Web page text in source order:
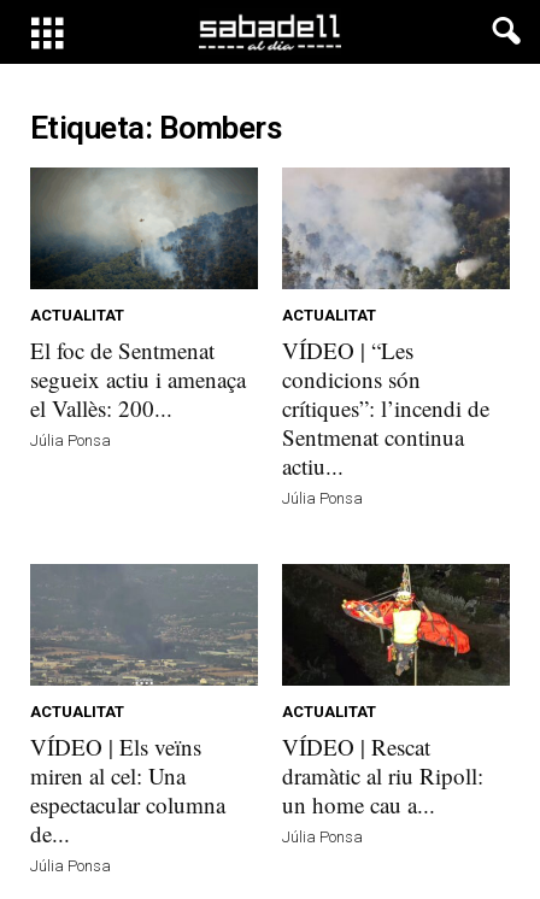
Etiqueta: Bombers
ACTUALITAT
El foc de Sentmenat
segueix actiu i amenaça
el Vallès: 200...
Júlia Ponsa
ACTUALITAT
VÍDEO | “Les
condicions són
crítiques”: l’incendi de
Sentmenat continua
actiu...
Júlia Ponsa
ACTUALITAT
VÍDEO | Els veïns
miren al cel: Una
espectacular columna
de...
Júlia Ponsa
ACTUALITAT
VÍDEO | Rescat
dramàtic al riu Ripoll:
un home cau a...
Júlia Ponsa